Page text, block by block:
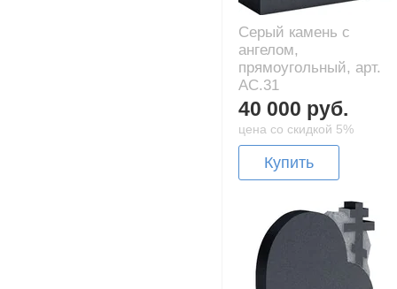
Серый камень с
ангелом,
прямоугольный, арт.
AC.31
40 000 руб.
цена со скидкой 5%
Купить